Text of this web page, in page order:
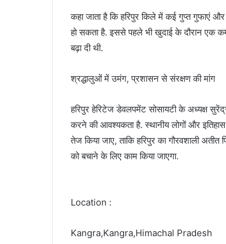
कहा जाता है कि हरिपुर किले में कई गुप्त गुफाएं
हो सकता है. इससे पहले भी खुदाई के दौरान एक
बढ़ा दी थी.
श्रद्धालुओं में उमंग, प्रशासन से संरक्षण की मांग
हरिपुर हेरिटेज डेवलपमेंट सोसायटी के अध्यक्ष
करने की आवश्यकता है. स्थानीय लोगों और
तेज किया जाए, ताकि हरिपुर का गौरवशाली
को बचाने के लिए काम किया जाएगा.
Location :
Kangra,Kangra,Himachal Pradesh